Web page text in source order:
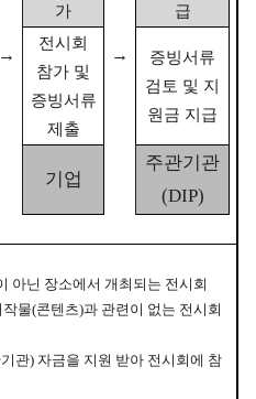
→
가
→
급
전시회
참가 및
증빙서류
제출
증빙서류
검토 및 지
원금 지급
기업
주관기관
(DIP)
아닌 장소에서 개최되는 전시회
물(콘텐츠)과 관련이 없는 전시회
관) 자금을 지원 받아 전시회에 참